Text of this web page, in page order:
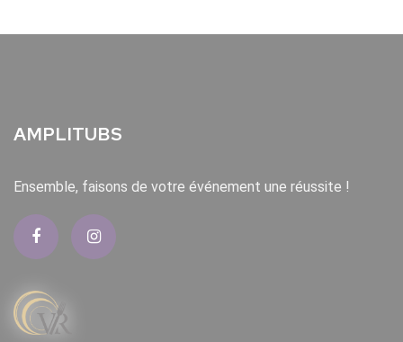
AMPLITUBS
Ensemble, faisons de votre événement une réussite !